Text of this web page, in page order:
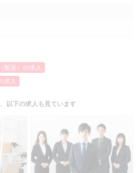
製薬）の求人
求人
以下の求人も見ています